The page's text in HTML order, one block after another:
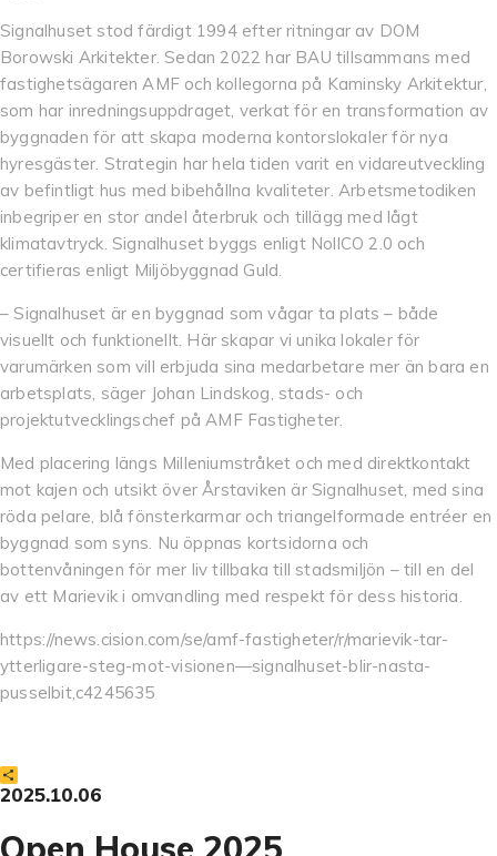
Signalhuset stod färdigt 1994 efter ritningar av DOM
Borowski Arkitekter. Sedan 2022 har BAU tillsammans med
fastighetsägaren AMF och kollegorna på Kaminsky Arkitektur,
som har inredningsuppdraget, verkat för en transformation av
byggnaden för att skapa moderna kontorslokaler för nya
hyresgäster. Strategin har hela tiden varit en vidareutveckling
av befintligt hus med bibehållna kvaliteter. Arbetsmetodiken
inbegriper en stor andel återbruk och tillägg med lågt
klimatavtryck. Signalhuset byggs enligt NollCO 2.0 och
certifieras enligt Miljöbyggnad Guld.
– Signalhuset är en byggnad som vågar ta plats – både
visuellt och funktionellt. Här skapar vi unika lokaler för
varumärken som vill erbjuda sina medarbetare mer än bara en
arbetsplats, säger Johan Lindskog, stads- och
projektutvecklingschef på AMF Fastigheter.
Med placering längs Milleniumstråket och med direktkontakt
mot kajen och utsikt över Årstaviken är Signalhuset, med sina
röda pelare, blå fönsterkarmar och triangelformade entréer en
byggnad som syns. Nu öppnas kortsidorna och
bottenvåningen för mer liv tillbaka till stadsmiljön – till en del
av ett Marievik i omvandling med respekt för dess historia.
https://news.cision.com/se/amf-fastigheter/r/marievik-tar-
ytterligare-steg-mot-visionen—signalhuset-blir-nasta-
pusselbit,c4245635
Dela
2025.10.06